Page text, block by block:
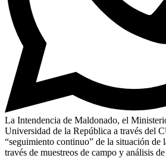
La Intendencia de Maldonado, el
Universidad de la República a través del
“seguimiento continuo” de la situación de
través de muestreos de campo y análisis